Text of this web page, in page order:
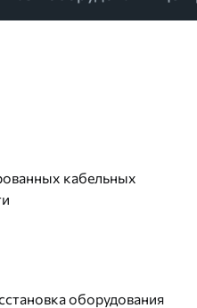
кабельных
оборудования